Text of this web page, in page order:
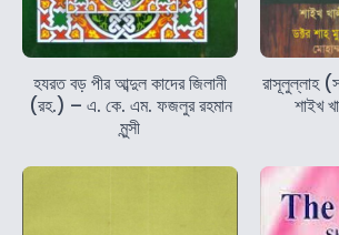
হযরত বড় পীর আব্দুল কাদের জিলানী
(রহ.) – এ. কে. এম. ফজলুর রহমান
মুন্সী
রাসূলুল্লাহ
শাইখ